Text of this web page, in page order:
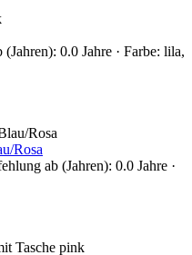
0.0 Jahre · Farbe: lila,
Rosa
ab (Jahren): 0.0 Jahre ·